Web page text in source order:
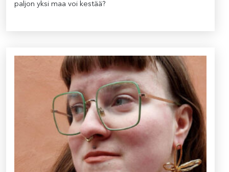
paljon yksi maa voi kestää?